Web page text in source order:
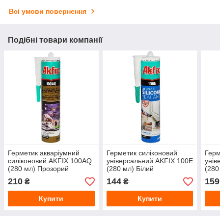
Всі умови повернення
Подібні товари компанії
Герметик акваріумний
силіконовий AKFIX 100AQ
(280 мл) Прозорий
210 ₴
Купити
Герметик силіконовий
універсальний AKFIX 100E
(280 мл) Білий
144₴
Купити
159